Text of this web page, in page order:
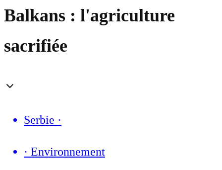
Balkans : l'agriculture
sacrifiée
Serbie ·
· Environnement